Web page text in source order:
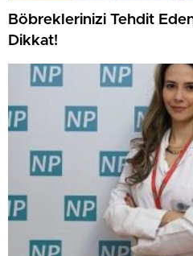
Böbreklerinizi Tehdit
Dikkat!